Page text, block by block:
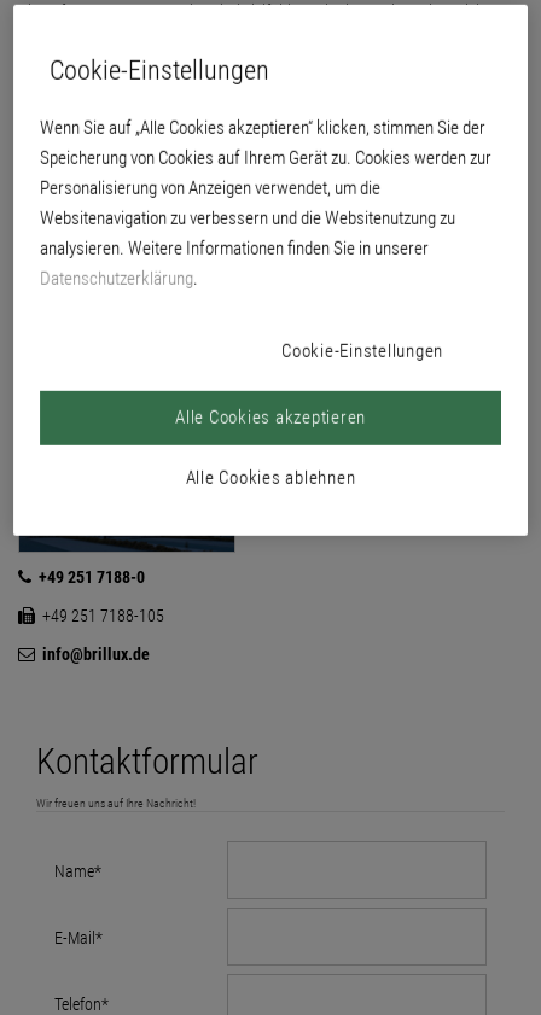
Die Anfragen unserer Kunden sind vielfältig und mitunter komplex. Nicht
aufgehoben sind. Daher ist es in vielen Fällen sinnvoll, dass unsere Zentrale
die Anfragen vorab aufnimmt und weiterleitet.
Oder wissen Sie schon, mit wem Sie sprechen wollen? Umso besser, dann
verbindet unsere Zentrale Sie sehr gern mit dem gewünschten
Ansprechpartner.
Ihr Kontakt
+49 251 7188-0
+49 251 7188-105
info@brillux.de
Kontaktformular
Wir freuen uns auf Ihre Nachricht!
Name*
E-Mail *
Telefon*
Cookie-Einstellungen
Wenn Sie auf „Alle Cookies akzeptieren“ klicken, stimmen Sie der
Speicherung von Cookies auf Ihrem Gerät zu. Cookies werden zur
Personalisierung von Anzeigen verwendet, um die
Websitenavigation zu verbessern und die Websitenutzung zu
analysieren. Weitere Informationen finden Sie in unserer
Datenschutzerklärung.
Cookie-Einstellungen
Alle Cookies ablehnen
Alle Cookies akzeptieren